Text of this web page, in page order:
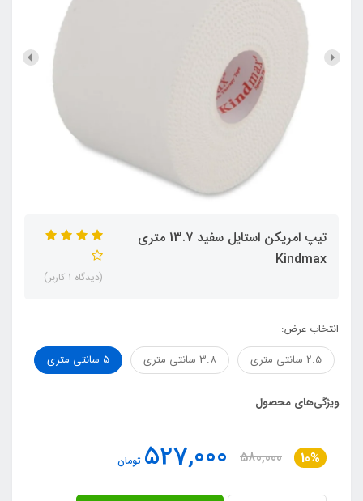
تيپ امريکن استايل سفيد 13.7 متري
Kindmax
(دیدگاه 1 کاربر)
انتخاب عرض:
2.5 سانتي متري
3.8 سانتي متري 5 سانتي متري
ویژگی‌های محصول
10%
580,000
527,000 تومان